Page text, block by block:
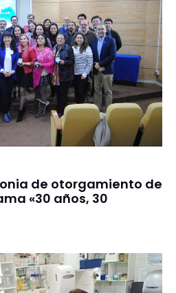
de otorgamiento de
«30 años, 30